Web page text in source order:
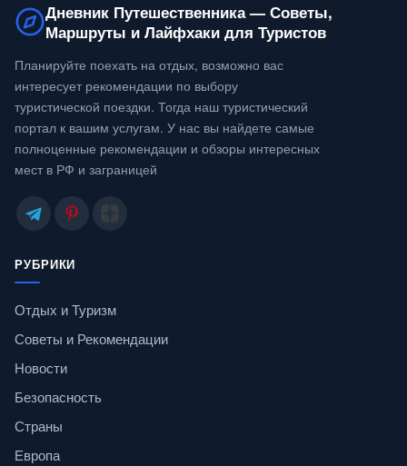
Дневник Путешественника — Советы,
Маршруты и Лайфхаки для Туристов
Планируйте поехать на отдых, возможно вас
интересует рекомендации по выбору
туристической поездки. Тогда наш туристический
портал к вашим услугам. У нас вы найдете самые
полноценные рекомендации и обзоры интересных
мест в РФ и заграницей
РУБРИКИ
Отдых и Туризм
Советы и Рекомендации
Новости
Безопасность
Страны
Европа